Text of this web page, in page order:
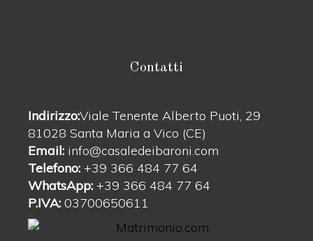
Contatti
Indirizzo:Viale Tenente Alberto Puoti, 29
81028 Santa Maria a Vico (CE)
Email: info@casaledeibaroni.com
Telefono: +39 366 484 77 64
WhatsApp: +39 366 484 77 64
P.IVA: 03700650611